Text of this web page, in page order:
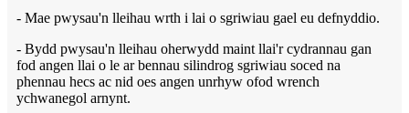
- Mae pwysau'n lleihau wrth i lai o sgriwiau gael eu defnyddio.
- Bydd pwysau'n lleihau oherwydd maint llai'r cydrannau gan
fod angen llai o le ar bennau silindrog sgriwiau soced na
phennau hecs ac nid oes angen unrhyw ofod wrench
ychwanegol arnynt.